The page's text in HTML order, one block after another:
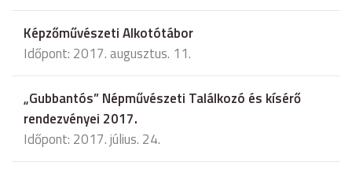
Képzőművészeti Alkotótábor
Időpont: 2017. augusztus. 11.
„Gubbantós” Népművészeti Találkozó és kísérő
rendezvényei 2017.
Időpont: 2017. július. 24.